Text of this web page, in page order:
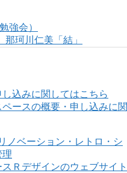
強会）
珂川仁美「結」
ースの概要・申し込みに関
Ｒデザインのウェブサイト